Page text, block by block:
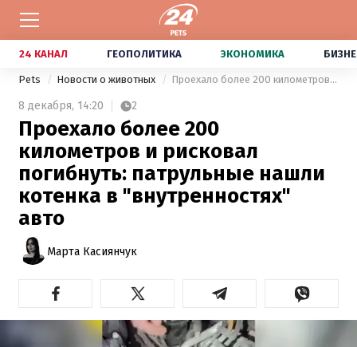
24 КАНАЛ ГЕОПОЛИТИКА ЭКОНОМИКА
Pets Новости о животных Проехало более 200 километров и рисковал погибнуть: патрульные нашли котенка в "внутренностях" авто
8 декабря, 14:20 2
Проехало более 200
километров и рисковал
погибнуть: патрульные нашли
котенка в "внутренностях"
авто
Марта Касиянчук